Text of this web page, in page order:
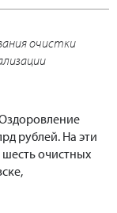
очистки
рублей. На эти
очистных